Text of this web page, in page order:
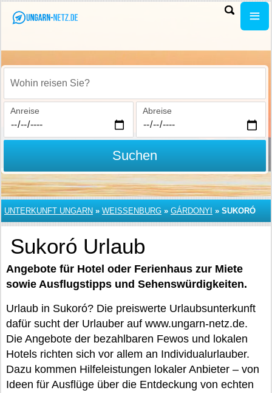
Wohin reisen Sie?
Anreise Abreise
Suchen
UNTERKUNFT UNGARN » WEISSENBURG » GÁRDONYI » SUKORÓ
Sukoró Urlaub
Angebote für Hotel oder Ferienhaus zur Miete
sowie Ausflugstipps und Sehenswürdigkeiten.
Urlaub in Sukoró? Die preiswerte Urlaubsunterkunft
dafür sucht der Urlauber auf www.ungarn-netz.de.
Die Angebote der bezahlbaren Fewos und lokalen
Hotels richten sich vor allem an Individualurlauber.
Dazu kommen Hilfeleistungen lokaler Anbieter – von
Ideen für Ausflüge über die Entdeckung von echten